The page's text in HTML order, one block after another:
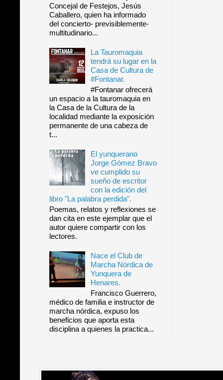
Concejal de Festejos, Jesús
Caballero, quien ha informado
del concierto- previsiblemente-
multitudinario...
La Tauromaquia
tendrá su lugar en la
Casa de Cultura de
#Fontanar.
#Fontanar ofrecerá
un espacio a la tauromaquia en
la Casa de la Cultura de la
localidad mediante la exposición
permanente de una cabeza de
t...
El yunquerano
Jorge Gómez Bravo
ve cumplido su
sueño de escritor
con la edición del
libro "La palabra perdida".
Poemas, relatos y reflexiones se
dan cita en este ejemplar que el
autor quiere compartir con los
lectores.
Nace el Club de
Marcha Nórdica de
Yunquera de
Henares.
Francisco Guerrero,
médico de familia e instructor de
marcha nórdica, expuso los
beneficios que aporta esta
disciplina a quienes la practica...